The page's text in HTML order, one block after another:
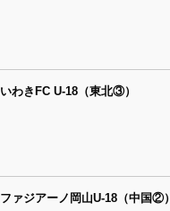
いわきFC U-18（東北③）
ファジアーノ岡山U-18（中国②）